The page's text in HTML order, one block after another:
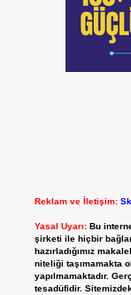
Reklam ve İletişim:
Yasal Uyarı: Bu
şirketi ile hiçbir
hazırladığımız
niteliği taşımamakta
yapılmamaktadır.
tesadüfidir.